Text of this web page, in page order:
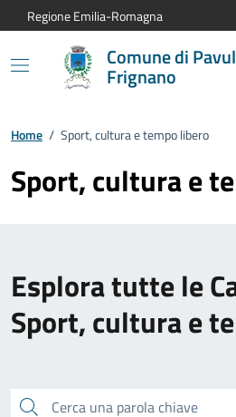
Vai al contenuto principale
Vai alla navigazione del sito
Vai al piede di pagina
Regione Emilia-Romagna
Comune di
Frignano
Home / Sport, cultura e tempo libero
Sport, cultura e
Esplora tutte le
Sport, cultura e
Cerca una parola chiave